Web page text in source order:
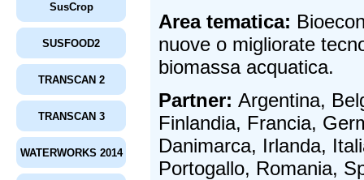
SusCrop
SUSFOOD2
TRANSCAN 2
TRANSCAN 3
WATERWORKS 2014
Area tematica:
nuove o migliorate
biomassa acquatica.
Partner: Argentina,
Finlandia, Francia,
Danimarca, Irlanda,
Portogallo, Romania,